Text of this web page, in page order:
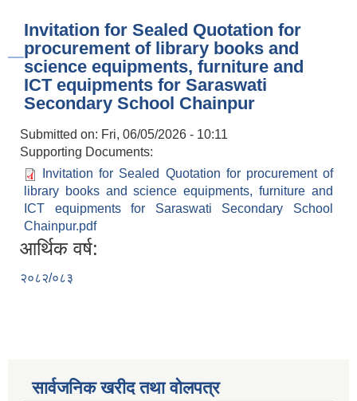
Invitation for Sealed Quotation for
procurement of library books and
science equipments, furniture and
ICT equipments for Saraswati
Secondary School Chainpur
Submitted on: Fri, 06/05/2026 - 10:11
Supporting Documents:
Invitation for Sealed Quotation for procurement of
library books and science equipments, furniture and
ICT equipments for Saraswati Secondary School
Chainpur.pdf
आर्थिक वर्ष:
२०८२/०८३
सार्वजनिक खरीद तथा वाेलपत्र